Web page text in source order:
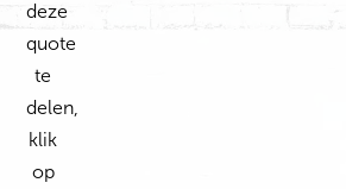
deze
quote
te
delen,
klik
op